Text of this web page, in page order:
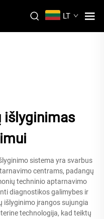
LT
išlyginimas
sistema yra svarbus
centrams, padangų
techninio aptarnavimo
diagnostikos galimybes ir
išlyginimo įrangos sujungia
technologija, kad teiktų